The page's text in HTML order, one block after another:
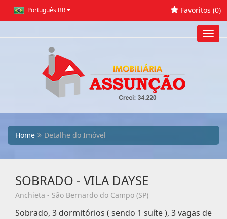
Português BR Favoritos (0)
Home Detalhe do Imóvel
SOBRADO - VILA DAYSE
Anchieta - São Bernardo do Campo (SP)
Sobrado, 3 dormitórios ( sendo 1 suíte ), 3 vagas de